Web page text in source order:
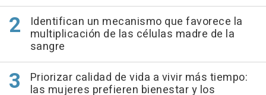
Identifican un mecanismo que favorece la
multiplicación de las células madre de la
sangre
Priorizar calidad de vida a vivir más tiempo:
las mujeres prefieren bienestar y los